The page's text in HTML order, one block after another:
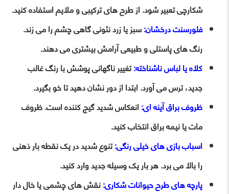
شکارچی تعبیر شود. از طرح های ترکیبی و ملایم استفاده کنید.
فلورسنت درخشان:سبز یا زرد نئونی گاهی چشم را می زند.
رنگ های پاستلی و طبیعی آرامش بیشتری می دهند.
کلاه یا لباس ناشناخته:تغییر ناگهانی پوشش با رنگ غالب
جدید، ترس می آورد. ابتدا از دور نشان دهید تا خو بگیرد.
ظروف براق آینه ای:انعکاس شدید گیج کننده است. ظروف
مات یا نیمه براق انتخاب کنید.
اسباب بازی های خیلی رنگی:تنوع شدید در یک نقطه بار ذهنی
را بالا می برد. هر بار یک وسیله جدید وارد کنید.
پارچه های طرح حیوانات شکاری:نقش های چشمی یا خال دار